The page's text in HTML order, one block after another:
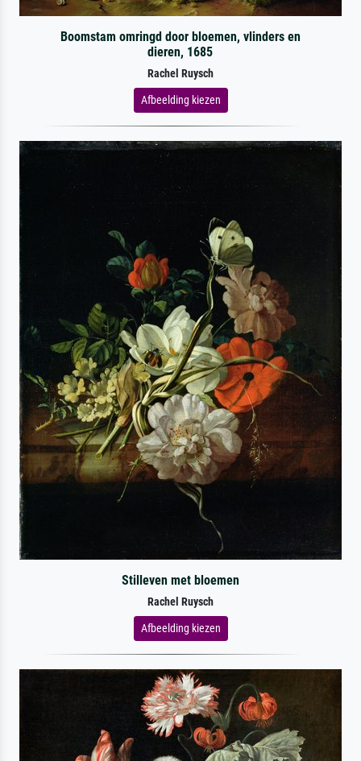
Boomstam omringd door bloemen, vlinders en
dieren, 1685
Rachel Ruysch
Afbeelding kiezen
Stilleven met bloemen
Rachel Ruysch
Afbeelding kiezen